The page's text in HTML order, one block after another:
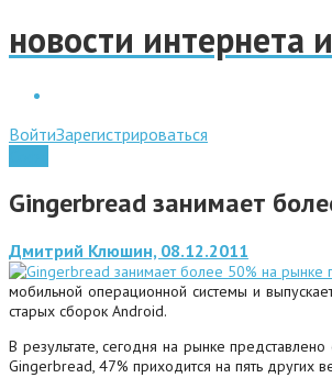
новости интернета
ВойтиЗарегистрироваться
Gingerbread занимает
Дмитрий Клюшин, 08.12.2011
мобильной операционной системы и
старых сборок Android.
В результате, сегодня на рынке
Gingerbread, 47% приходится на пять других